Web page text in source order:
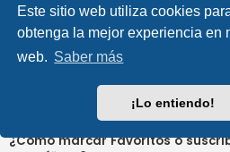
Este sitio web utiliza cookies
obtenga la mejor experiencia en
web. Saber más
¡Lo entiendo!
notificado cuando un tema Favorito
sin embargo, se le avisará de que
tema, o foro en el propio foro. Las
para los Favoritos y las
el Panel de Control de Usuario, en
¿Cómo marcar Favoritos o